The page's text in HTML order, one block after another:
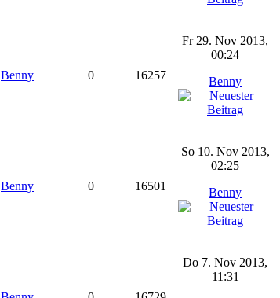
Benny 0 16257
Fr 29. Nov 2013,
00:24
Benny
Benny 0 16501
So 10. Nov 2013,
02:25
Benny
Do 7. Nov 2013,
11:31